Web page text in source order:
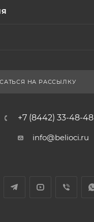
НА РАССЫЛКУ
+7 (8442) 33-48-48
info@belioci.ru